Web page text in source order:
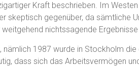
Kraft beschrieben. Im
skeptisch gegenüber, da sämtliche
nichtssagende
nämlich 1987 wurde in Stockholm
dass sich das Arbeitsvermögen